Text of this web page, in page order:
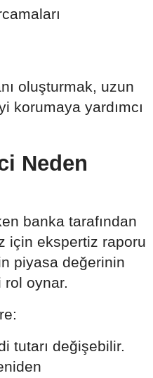
oluşturmak, uzun
korumaya yardımcı
Neden
banka tarafından
için ekspertiz raporu
piyasa değerinin
oynar.
tutarı değişebilir.